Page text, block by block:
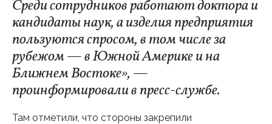
Среди сотрудников работают доктора и
кандидаты наук, а изделия предприятия
пользуются спросом, в том числе за
рубежом — в Южной Америке и на
Ближнем Востоке», —
проинформировали в пресс-службе.
Там отметили, что стороны закрепили